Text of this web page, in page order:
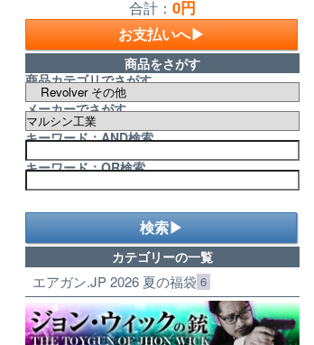
合計： 0円
お支払いへ▶
商品をさがす
商品カテゴリでさがす
メーカーでさがす
キーワード：AND検索
キーワード：OR検索
検索▶
カテゴリーの一覧
エアガン.JP 2026 夏の福袋 6